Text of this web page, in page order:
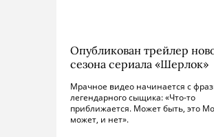
Опубликован трейлер
сезона сериала «Шерлок»
Мрачное видео начинается с
легендарного сыщика: «Что-то
приближается. Может быть, это
может, и нет».